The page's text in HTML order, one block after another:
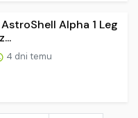
Alpha 1 Leg
4 dni temu